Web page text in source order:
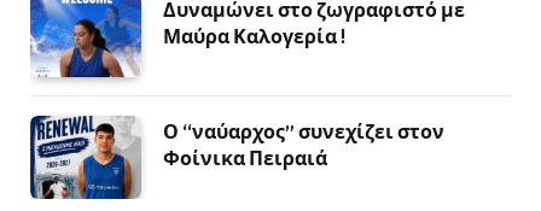
Δυναμώνει στο ζωγραφιστό με
Μαύρα Καλογερία !
Ο “ναύαρχος” συνεχίζει στον
Φοίνικα Πειραιά